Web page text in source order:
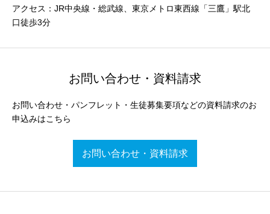
アクセス：JR中央線・総武線、東京メトロ東西線「三鷹」駅北
口徒歩3分
お問い合わせ・資料請求
お問い合わせ・パンフレット・生徒募集要項などの資料請求のお
申込みはこちら
お問い合わせ・資料請求